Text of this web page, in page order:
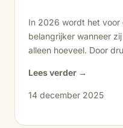
In 2026 wordt het voor
belangrijker wanneer
alleen hoeveel. Door
Lees verder →
14 december 2025